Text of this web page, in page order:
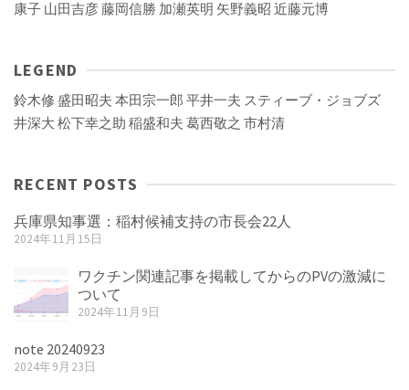
康子 山田吉彦藤岡信勝 加瀬英明 矢野義昭 近藤元博
LEGEND
鈴木修 盛田昭夫 本田宗一郎 平井一夫 スティーブ・ジョブズ
井深大 松下幸之助 稲盛和夫 葛西敬之 市村清
RECENT POSTS
兵庫県知事選：稲村候補支持の市長会22人
2024年11月15日
ワクチン関連記事を掲載してからのPVの激減に
ついて
2024年11月9日
note 20240923
2024年9月23日